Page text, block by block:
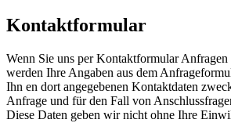
Kontaktformular
Wenn Sie uns per Kontaktformular Anfragen
werden Ihre Angaben aus dem
Ihn en dort angegebenen Kontaktdaten
Anfrage und für den Fall von
Diese Daten geben wir nicht ohne Ihre